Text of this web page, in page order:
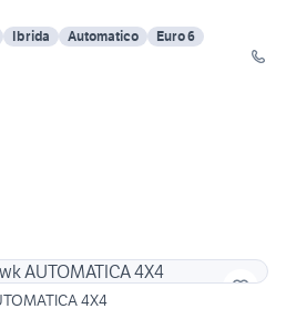
Ibrida Automatico
Euro 6
4X4